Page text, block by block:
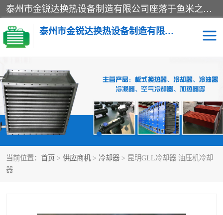
泰州市金锐达换热设备制造有限公司座落于鱼米之乡、祥泰之州一江苏泰州。是一家多年从事换热设备研究、设计、制造、销售、服务于一体的生产企业。
泰州市金锐达换热设备制造有限公司
当前位置： 首页 > 供应商机 > 冷却器 > 昆明GLL冷却器 油压机冷却
器
冷却器 换热器
散热器 预热器
热交换器